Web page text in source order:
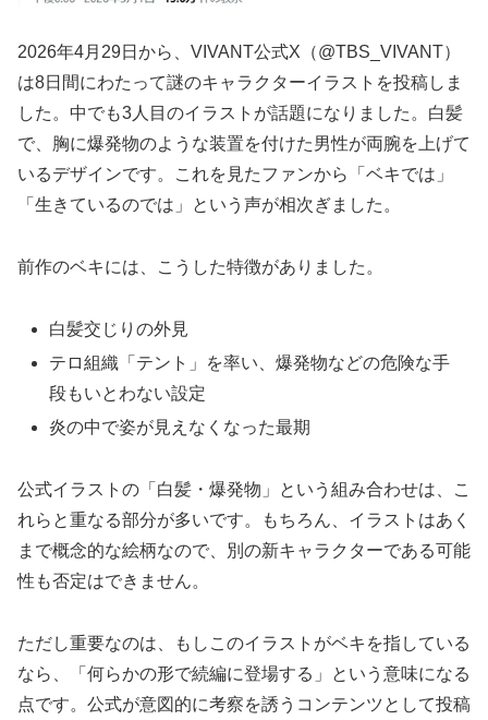
2026年4月29日から、VIVANT公式X（@TBS_VIVANT）
は8日間にわたって謎のキャラクターイラストを投稿しま
した。中でも3人目のイラストが話題になりました。白髪
で、胸に爆発物のような装置を付けた男性が両腕を上げて
いるデザインです。これを見たファンから「ベキでは」
「生きているのでは」という声が相次ぎました。
前作のベキには、こうした特徴がありました。
白髪交じりの外見
テロ組織「テント」を率い、爆発物などの危険な手
段もいとわない設定
炎の中で姿が見えなくなった最期
公式イラストの「白髪・爆発物」という組み合わせは、こ
れらと重なる部分が多いです。もちろん、イラストはあく
まで概念的な絵柄なので、別の新キャラクターである可能
性も否定はできません。
ただし重要なのは、もしこのイラストがベキを指している
なら、「何らかの形で続編に登場する」という意味になる
点です。公式が意図的に考察を誘うコンテンツとして投稿